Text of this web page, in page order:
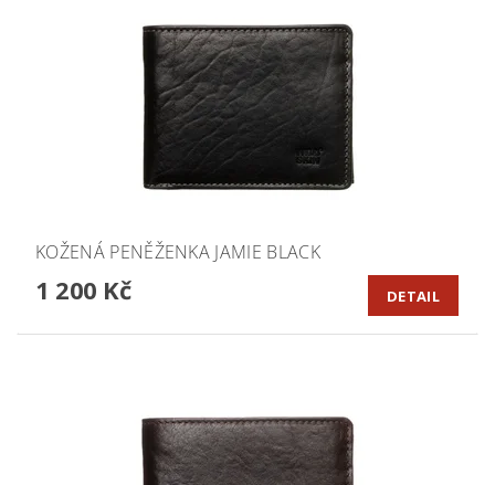
KOŽENÁ PENĚŽENKA JAMIE BLACK
1 200 Kč DETAIL